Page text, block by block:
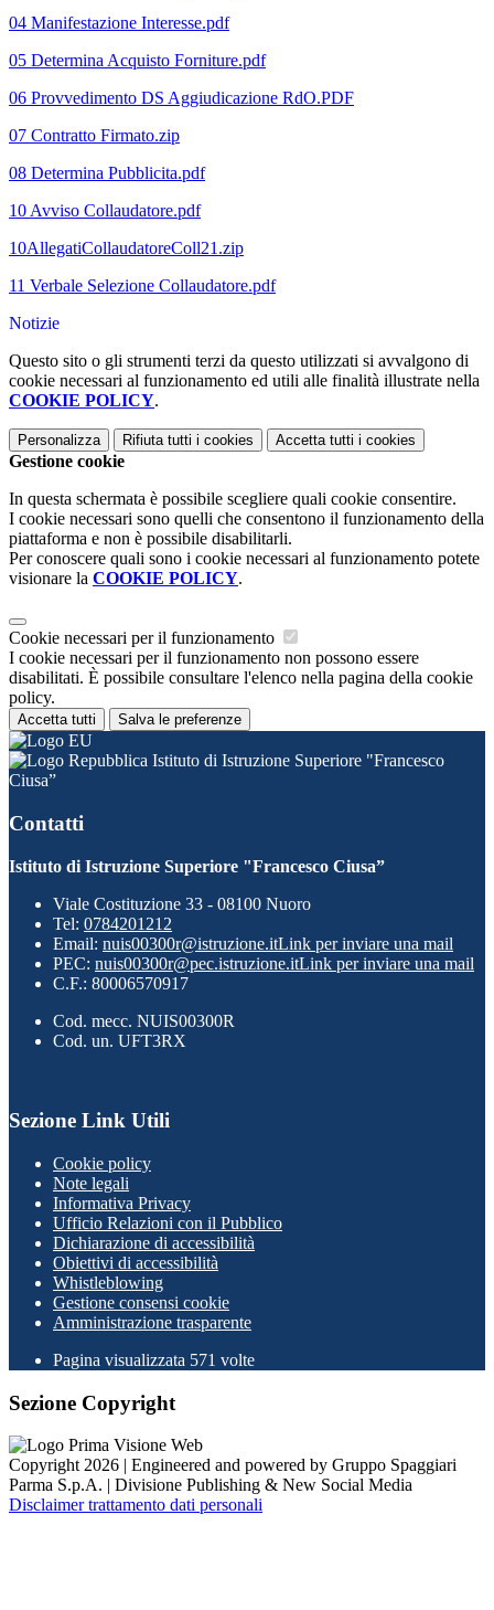
04 Manifestazione Interesse.pdf
05 Determina Acquisto Forniture.pdf
06 Provvedimento DS Aggiudicazione RdO.PDF
07 Contratto Firmato.zip
08 Determina Pubblicita.pdf
10 Avviso Collaudatore.pdf
10AllegatiCollaudatoreColl21.zip
11 Verbale Selezione Collaudatore.pdf
Notizie
Questo sito o gli strumenti terzi da questo utilizzati si avvalgono di
cookie necessari al funzionamento ed utili alle finalità illustrate nella
COOKIE POLICY.
Personalizza Rifiuta tutti i cookies Accetta tutti i cookies
Gestione cookie
In questa schermata è possibile scegliere quali cookie consentire.
I cookie necessari sono quelli che consentono il funzionamento della
piattaforma e non è possibile disabilitarli.
Per conoscere quali sono i cookie necessari al funzionamento potete
visionare la COOKIE POLICY.
Cookie necessari per il funzionamento
I cookie necessari per il funzionamento non possono essere
disabilitati. È possibile consultare l'elenco nella pagina della cookie
policy.
Accetta tutti Salva le preferenze
Istituto di Istruzione Superiore "Francesco
Ciusa”
Contatti
Istituto di Istruzione Superiore "Francesco Ciusa”
Viale Costituzione 33 - 08100 Nuoro
Tel: 0784201212
Email: nuis00300r@istruzione.itLink per inviare una mail
PEC: nuis00300r@pec.istruzione.itLink per inviare una mail
C.F.: 80006570917
Cod. mecc. NUIS00300R
Cod. un. UFT3RX
Sezione Link Utili
Cookie policy
Note legali
Informativa Privacy
Ufficio Relazioni con il Pubblico
Dichiarazione di accessibilità
Obiettivi di accessibilità
Whistleblowing
Gestione consensi cookie
Amministrazione trasparente
Pagina visualizzata 571 volte
Sezione Copyright
Copyright 2026 | Engineered and powered by Gruppo Spaggiari
Parma S.p.A. | Divisione Publishing & New Social Media
Disclaimer trattamento dati personali